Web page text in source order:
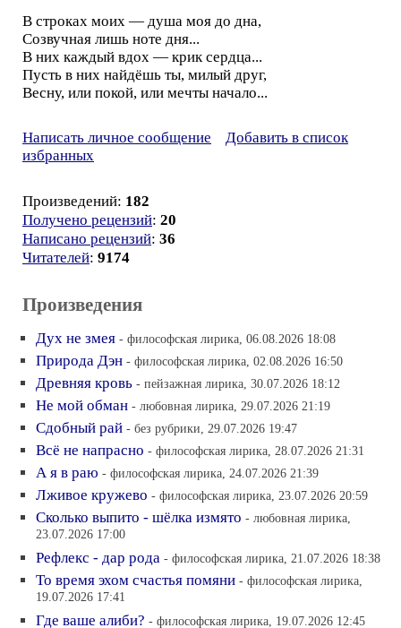
В строках моих — душа моя до дна,
Созвучная лишь ноте дня...
В них каждый вдох — крик сердца...
Пусть в них найдёшь ты, милый друг,
Весну, или покой, или мечты начало...
Написать личное сообщение
Добавить в список
избранных
Произведений: 182
Получено рецензий: 20
Написано рецензий: 36
Читателей: 9174
Произведения
Дух не змея - философская лирика, 06.08.2026 18:08
Природа Дэн - философская лирика, 02.08.2026 16:50
Древняя кровь - пейзажная лирика, 30.07.2026 18:12
Не мой обман - любовная лирика, 29.07.2026 21:19
Сдобный рай - без рубрики, 29.07.2026 19:47
Всё не напрасно - философская лирика, 28.07.2026 21:31
А я в раю - философская лирика, 24.07.2026 21:39
Лживое кружево - философская лирика, 23.07.2026 20:59
Сколько выпито - шёлка измято - любовная лирика,
23.07.2026 17:00
Рефлекс - дар рода - философская лирика, 21.07.2026 18:38
То время эхом счастья помяни - философская лирика,
19.07.2026 17:41
Где ваше алиби? - философская лирика, 19.07.2026 12:45